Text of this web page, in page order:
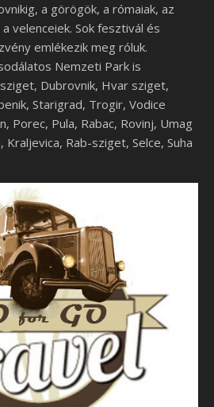
a görögök, a rómaiak, az
velenceiek. Sok fesztivál és
emlékezik meg róluk.
Nemzeti Park is
Dubrovnik, Hvar sziget,
Starigrad, Trogir, Vodice
Porec, Pula, Rabac, Rovinj, Umag
Kraljevica, Rab-sziget, Selce, Suha